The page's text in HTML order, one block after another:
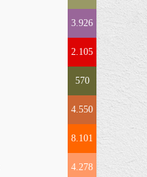
3.926
2.105
570
4.550
8.101
4.278